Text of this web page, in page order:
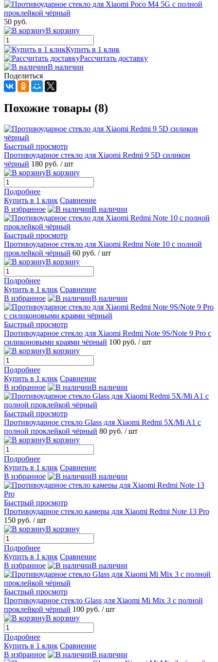
50 руб.
В корзину
Купить в 1 клик
Рассчитать доставку
В наличии
Поделиться
Похожие товары (8)
Быстрый просмотр
Противоударное стекло для Xiaomi Redmi 9 5D силикон
чёрный 180 руб. / шт
В корзину
Подробнее
Купить в 1 клик Сравнение
В избранное
В наличии
Быстрый просмотр
Противоударное стекло для Xiaomi Redmi Note 10 с полной
проклейкой чёрный 60 руб. / шт
В корзину
Подробнее
Купить в 1 клик Сравнение
В избранное
В наличии
Быстрый просмотр
Противоударное стекло для Xiaomi Redmi Note 9S/Note 9 Pro c
силиконовыми краями чёрный 100 руб. / шт
В корзину
Подробнее
Купить в 1 клик Сравнение
В избранное
В наличии
Быстрый просмотр
Противоударное стекло Glass для Xiaomi Redmi 5X/Mi A1 с
полной проклейкой чёрный 80 руб. / шт
В корзину
Подробнее
Купить в 1 клик Сравнение
В избранное
В наличии
Быстрый просмотр
Противоударное стекло камеры для Xiaomi Redmi Note 13 Pro
150 руб. / шт
В корзину
Подробнее
Купить в 1 клик Сравнение
В избранное
В наличии
Быстрый просмотр
Противоударное стекло Glass для Xiaomi Mi Mix 3 с полной
проклейкой чёрный 100 руб. / шт
В корзину
Подробнее
Купить в 1 клик Сравнение
В избранное
В наличии